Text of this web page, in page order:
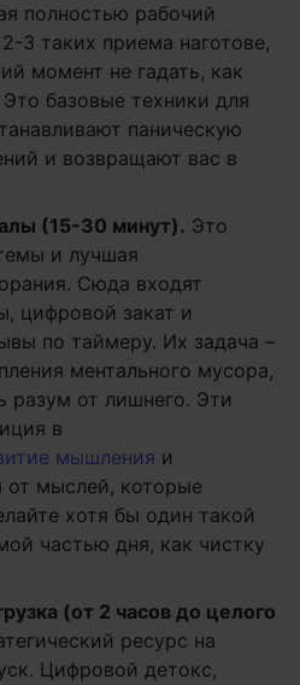
полностью рабочий
3 таких приема наготове,
момент не гадать, как
базовые техники для
паническую
и возвращают вас в
(15-30 минут). Это
и лучшая
Сюда входят
цифровой закат и
по таймеру. Их задача –
ментального мусора,
разум от лишнего. Эти
в
мышления и
от мыслей, которые
хотя бы один такой
частью дня, как чистку
(от 2 часов до целого
ресурс на
Цифровой детокс,